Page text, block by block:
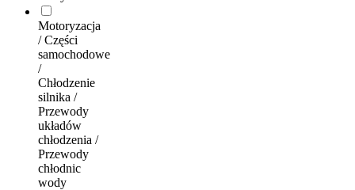
Motoryzacja
/ Części
samochodowe
/
Chłodzenie
silnika /
Przewody
układów
chłodzenia /
Przewody
chłodnic
wody